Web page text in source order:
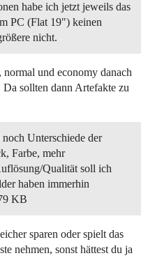
habe ich jetzt jeweils das
PC (Flat 19") keinen
nicht.
und economy danach
sollten dann Artefakte zu
Unterschiede der
Farbe, mehr
Qualität soll ich
haben immerhin
KB
sparen oder spielt das
nehmen, sonst hättest du ja